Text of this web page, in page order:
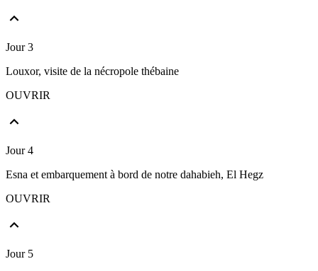
Jour 3
Louxor, visite de la nécropole thébaine
OUVRIR
Jour 4
Esna et embarquement à bord de notre dahabieh, El Hegz
OUVRIR
Jour 5